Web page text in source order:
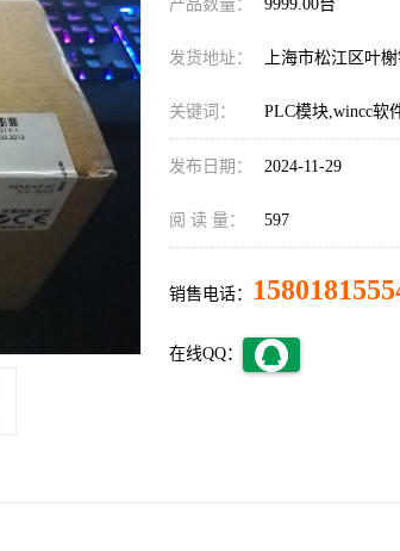
产品数量： 9999.00台
发货地址： 上海市松江区叶
关键词： PLC模块,wincc软
发布日期： 2024-11-29
阅 读 量： 597
销售电话：
在线QQ：